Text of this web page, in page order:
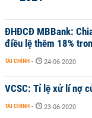
ĐHĐCĐ MBBank:
điều lệ thêm 18%
TÀI CHÍNH - 24-06-2020
VCSC: Tỉ lệ xử lí nợ
TÀI CHÍNH - 23-06-2020